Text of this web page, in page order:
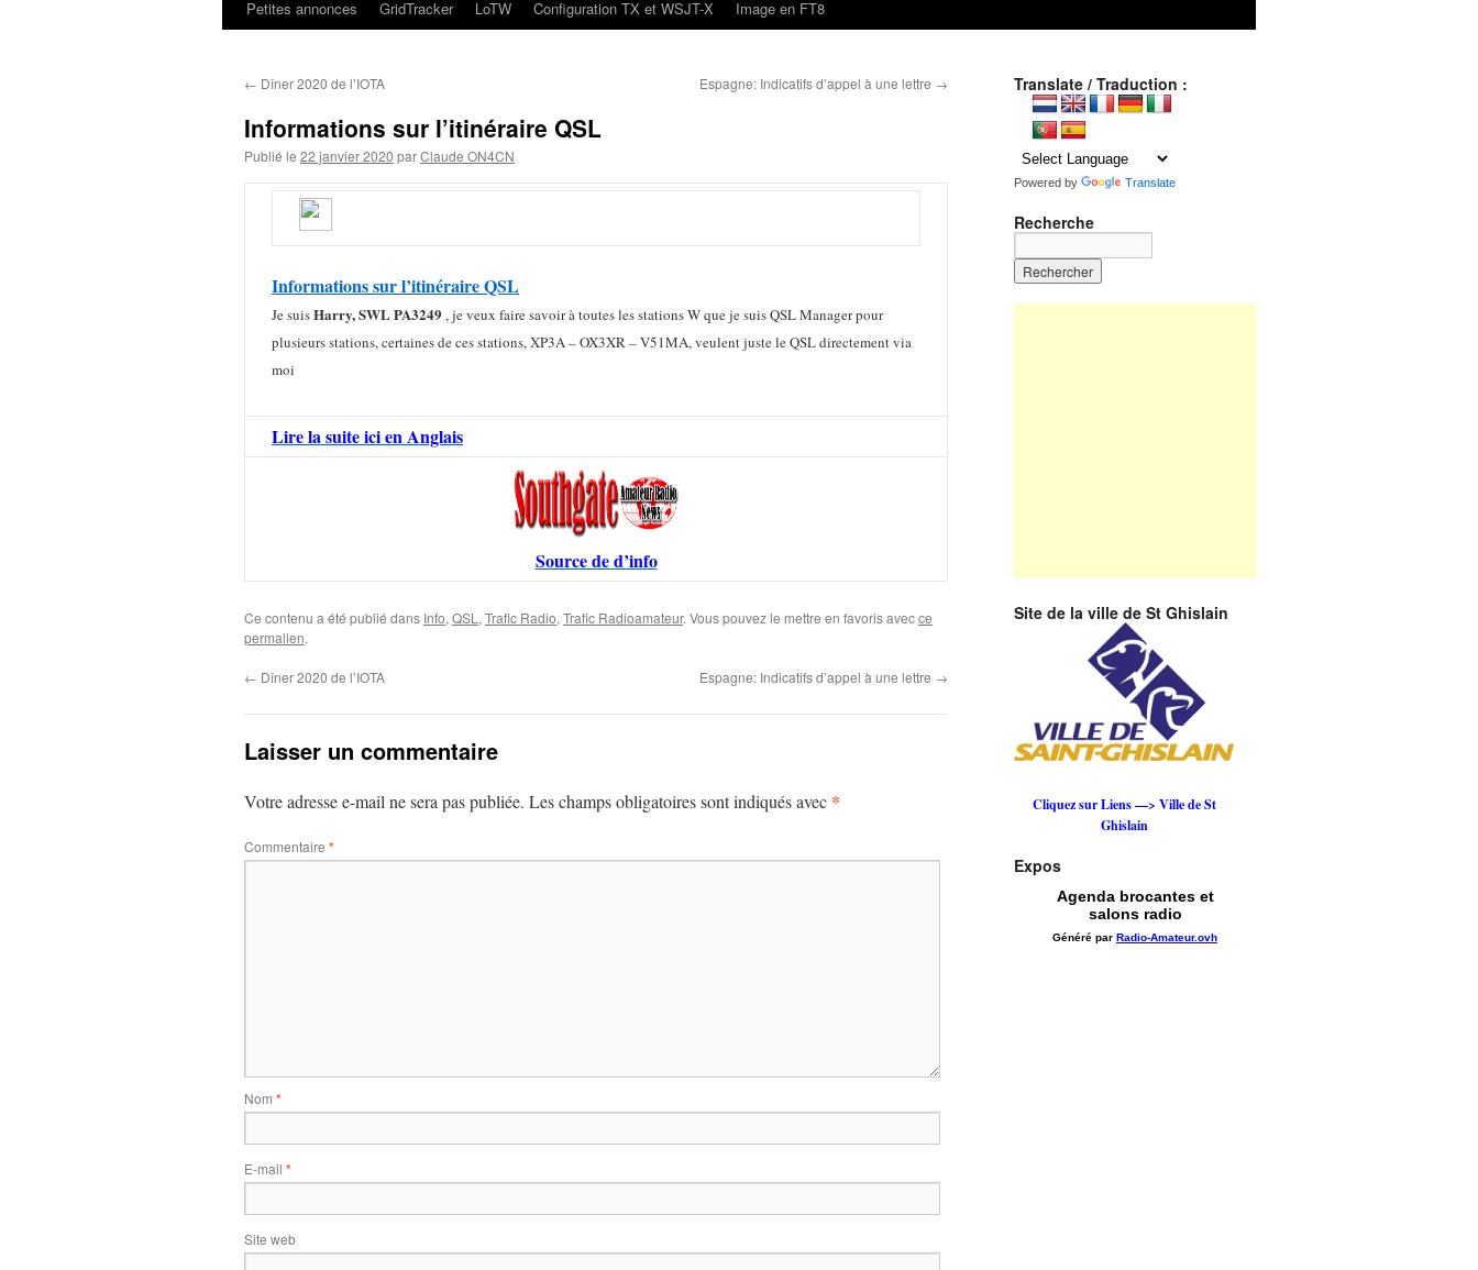
Petites annonces
GridTracker LoTW Configuration TX et WSJT-X Image en FT8
← Dîner 2020 de l’IOTA Espagne: Indicatifs d’appel à une lettre →
Informations sur l’itinéraire QSL
Publié le 22 janvier 2020 parClaude ON4CN
Informations sur l’itinéraire QSL
Je suisHarry, SWL PA3249 , je veux faire savoir à toutes les stations W que je suis QSL Manager pour
plusieurs stations, certaines de ces stations, XP3A – OX3XR – V51MA, veulent juste le QSL directement via
moi
Lire la suite ici en Anglais
Source de d’info
Ce contenu a été publié dans Info, QSL , Trafic Radio, Trafic Radioamateur. Vous pouvez le mettre en favoris avecce
permalien.
← Dîner 2020 de l’IOTA Espagne: Indicatifs d’appel à une lettre →
Laisser un commentaire
Votre adresse e-mail ne sera pas publiée. Les champs obligatoires sont indiqués avec *
Commentaire *
Nom *
E-mail *
Site web
Translate / Traduction :
Powered by Translate
Recherche
Site de la ville de St Ghislain
Cliquez sur Liens —> Ville de St
Ghislain
Expos